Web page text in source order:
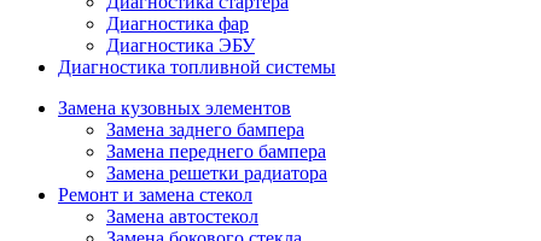
Диагностика фар
Диагностика ЭБУ
Диагностика топливной системы
Замена кузовных элементов
Замена заднего бампера
Замена переднего бампера
Замена решетки радиатора
Ремонт и замена стекол
Замена автостекол